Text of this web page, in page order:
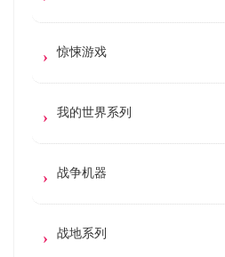
惊悚游戏
我的世界系列
战争机器
战地系列